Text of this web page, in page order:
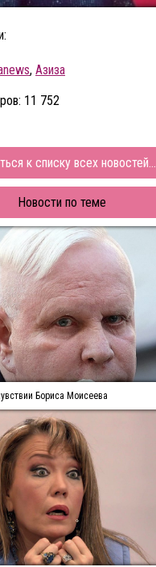
, Азиза
11 752
к списку всех новостей...
Новости по теме
Бориса Моисеева